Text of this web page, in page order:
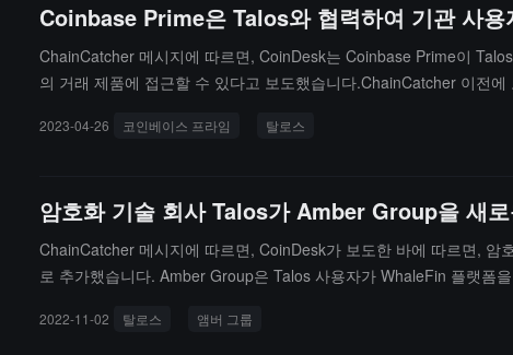
Coinbase Prime은 Talos와 협력하여 기관 사용
ChainCatcher 메시지에 따르면, CoinDesk는 Coinbase Prime이
의 거래 제품에 접근할 수 있다고 보도했습니다.ChainCatcher 이전
2023-04-26 코인베이스 프라임 탈로스
암호화 기술 회사 Talos가 Amber Group을 새
ChainCatcher 메시지에 따르면, CoinDesk가 보도한 바에 따르면,
로 추가했습니다. Amber Group은 Talos 사용자가 WhaleFin 플랫폼
2022-11-02 탈로스 앰버 그룹